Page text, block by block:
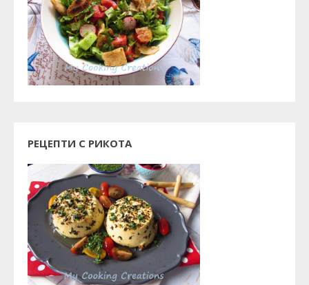
РЕЦЕПТИ С РИКОТА